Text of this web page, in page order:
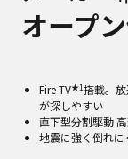
オープ
Fire TV★1搭載。
が探しやすい
直下型分割駆動
地震に強く倒れに